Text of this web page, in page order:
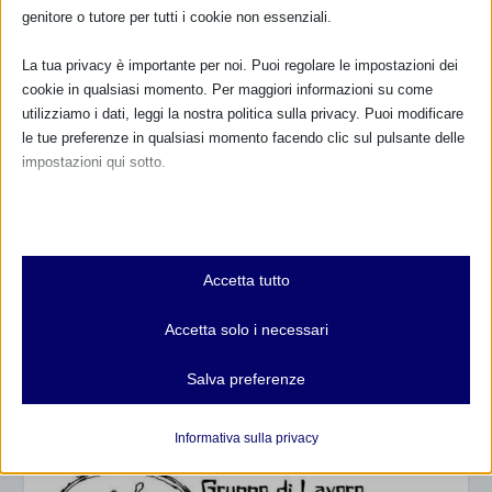
genitore o tutore per tutti i cookie non essenziali.
La tua privacy è importante per noi. Puoi regolare le impostazioni dei
cookie in qualsiasi momento. Per maggiori informazioni su come
utilizziamo i dati, leggi la nostra politica sulla privacy. Puoi modificare
le tue preferenze in qualsiasi momento facendo clic sul pulsante delle
impostazioni qui sotto.
Essenziali
I cookie e i servizi essenziali abilitano le funzioni di base e sono
e servizi non richiedono il consenso dell'utente secondo il GDPR.
Analitici
interagiscono con il nostro sito web.
Accetta tutto
Accetta solo i necessari
Salva preferenze
Informativa sulla privacy